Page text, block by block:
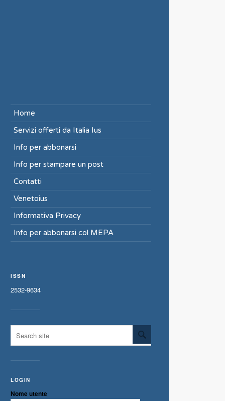
Home
Servizi offerti da Italia Ius
Info per abbonarsi
Info per stampare un post
Contatti
Venetoius
Informativa Privacy
Info per abbonarsi col MEPA
ISSN
2532-9634
LOGIN
Nome utente